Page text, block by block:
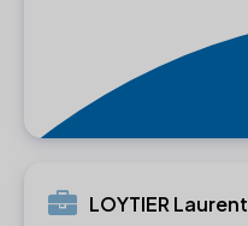
LOYTIER Laurent